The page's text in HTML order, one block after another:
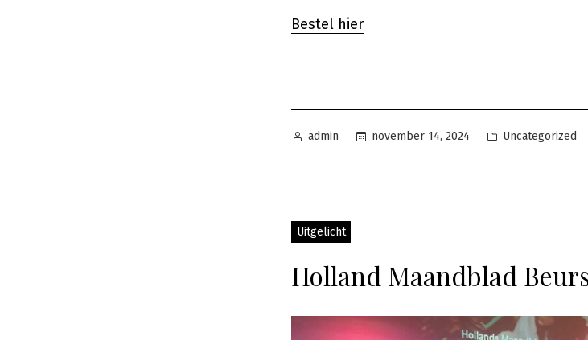
Bestel hier
Geplaatst
admin november 14, 2024
Geplaatst
Uncategorized
Uitgelicht
Holland Maandblad